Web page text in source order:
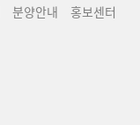
분양안내 홍보센터